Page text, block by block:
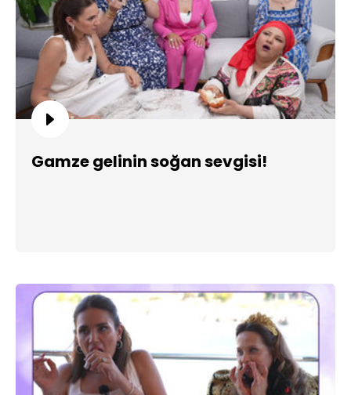
Gamze gelinin soğan sevgisi!